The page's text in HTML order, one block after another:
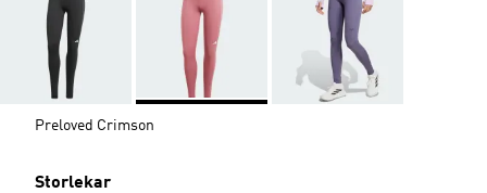
Preloved Crimson
Storlekar